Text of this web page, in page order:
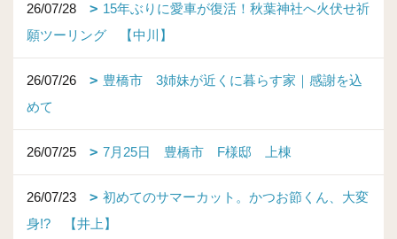
26/07/28
15年ぶりに愛車が復活！秋葉神社へ火伏せ祈
願ツーリング 【中川】
26/07/26
豊橋市 3姉妹が近くに暮らす家｜感謝を込
めて
26/07/25 7月25日 豊橋市 F様邸 上棟
26/07/23
初めてのサマーカット。かつお節くん、大変
身!? 【井上】